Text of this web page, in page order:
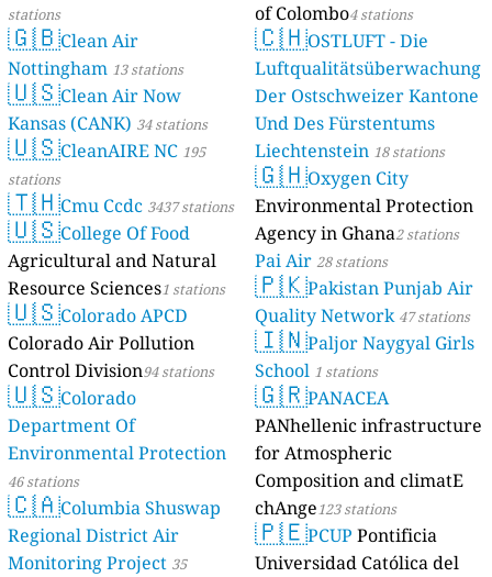
stations
🇬🇧Clean Air
Nottingham 13 stations
🇺🇸Clean Air Now
Kansas (CANK) 34 stations
🇺🇸CleanAIRE NC 195
stations
🇹🇭Cmu Ccdc 3437 stations
🇺🇸College Of Food
Agricultural and Natural
Resource Sciences1 stations
🇺🇸Colorado APCD
Colorado Air Pollution
Control Division94 stations
🇺🇸Colorado
Department Of
Environmental Protection
46 stations
🇨🇦Columbia Shuswap
Regional District Air
Monitoring Project 35
of Colombo4 stations
🇨🇭OSTLUFT - Die
Luftqualitätsüberwachung
Der Ostschweizer Kantone
Und Des Fürstentums
Liechtenstein 18 stations
🇬🇭Oxygen City
Environmental Protection
Agency in Ghana2 stations
Pai Air 28 stations
🇵🇰Pakistan Punjab Air
Quality Network 47 stations
🇮🇳Paljor Naygyal Girls
School 1 stations
🇬🇷PANACEA
PANhellenic infrastructure
for Atmospheric
Composition and climatE
chAnge123 stations
🇵🇪PCUP Pontificia
Universidad Católica del